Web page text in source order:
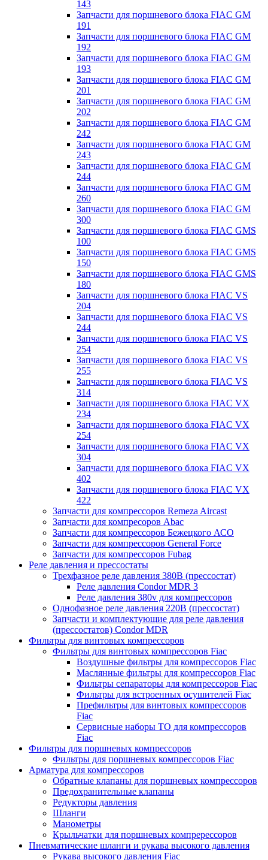
143
Запчасти для поршневого блока FIAC GM
191
Запчасти для поршневого блока FIAC GM
192
Запчасти для поршневого блока FIAC GM
193
Запчасти для поршневого блока FIAC GM
201
Запчасти для поршневого блока FIAC GM
202
Запчасти для поршневого блока FIAC GM
242
Запчасти для поршневого блока FIAC GM
243
Запчасти для поршневого блока FIAC GM
244
Запчасти для поршневого блока FIAC GM
260
Запчасти для поршневого блока FIAC GM
300
Запчасти для поршневого блока FIAC GMS
100
Запчасти для поршневого блока FIAC GMS
150
Запчасти для поршневого блока FIAC GMS
180
Запчасти для поршневого блока FIAC VS
204
Запчасти для поршневого блока FIAC VS
244
Запчасти для поршневого блока FIAC VS
254
Запчасти для поршневого блока FIAC VS
255
Запчасти для поршневого блока FIAC VS
314
Запчасти для поршневого блока FIAC VX
234
Запчасти для поршневого блока FIAC VX
254
Запчасти для поршневого блока FIAC VX
304
Запчасти для поршневого блока FIAC VX
402
Запчасти для поршневого блока FIAC VX
422
Запчасти для компрессоров Remeza Aircast
Запчасти для компресоров Abac
Запчасти для компрессоров Бежецкого АСО
Запчасти для компрессоров General Force
Запчасти для компрессоров Fubag
Реле давления и прессостаты
Трехфазное реле давления 380В (прессостат)
Реле давления Condor MDR 3
Реле давления 380v для компрессоров
Однофазное реле давления 220В (прессостат)
Запчасти и комплектующие для реле давления
(прессостатов) Condor MDR
Фильтры для винтовых компрессоров
Фильтры для винтовых компрессоров Fiac
Воздушные фильтры для компрессоров Fiac
Маслянные фильтры для компрессоров Fiac
Фильтры сепараторы для компрессоров Fiac
Фильтры для встроенных осушителей Fiac
Префильтры для винтовых компрессоров
Fiac
Сервисные наборы ТО для компрессоров
Fiac
Фильтры для поршневых компрессоров
Фильтры для поршневых компрессоров Fiac
Арматура для компрессоров
Обратные клапаны для поршневых компрессоров
Предохранительные клапаны
Редукторы давления
Шланги
Манометры
Крыльчатки для поршневых компререссоров
Пневматические шланги и рукава высокого давления
Рукава высокого давления Fiac